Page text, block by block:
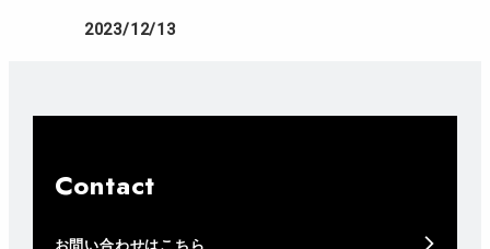
2023/12/13
Contact
お問い合わせはこちら